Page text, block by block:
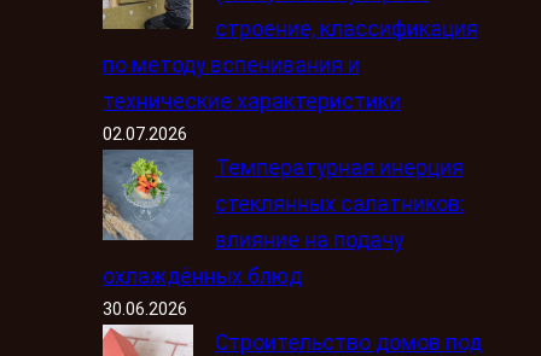
строение, классификация
по методу вспенивания и
технические характеристики
02.07.2026
Температурная инерция
стеклянных салатников:
влияние на подачу
охлаждённых блюд
30.06.2026
Строительство домов под